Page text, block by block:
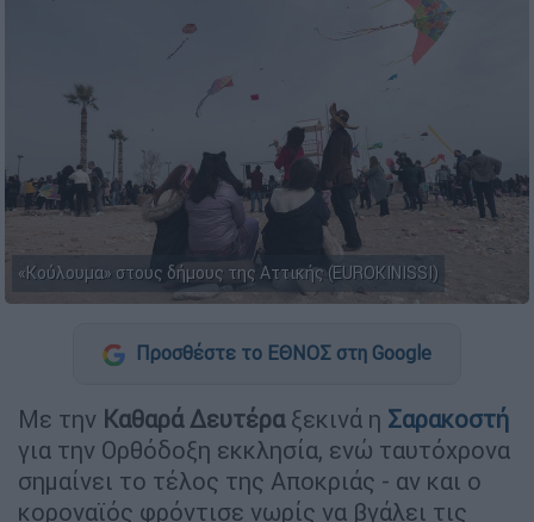
«Κούλουμα» στους δήμους της Αττικής (EUROKINISSI)
Προσθέστε το ΕΘΝΟΣ στη Google
Με την Καθαρά Δευτέραξεκινά η Σαρακοστή
για την Ορθόδοξη εκκλησία, ενώ ταυτόχρονα
σημαίνει το τέλος της Αποκριάς - αν και ο
κοροναϊός φρόντισε νωρίς να βγάλει τις